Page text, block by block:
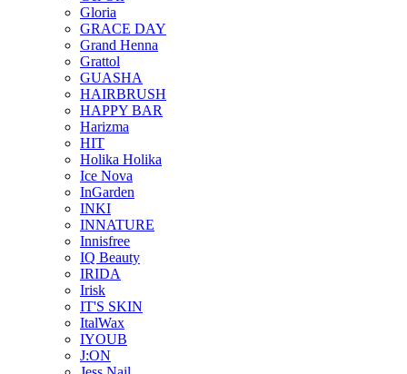
Gloria
GRACE DAY
Grand Henna
Grattol
GUASHA
HAIRBRUSH
HAPPY BAR
Harizma
HIT
Holika Holika
Ice Nova
InGarden
INKI
INNATURE
Innisfree
IQ Beauty
IRIDA
Irisk
IT'S SKIN
ItalWax
IYOUB
J:ON